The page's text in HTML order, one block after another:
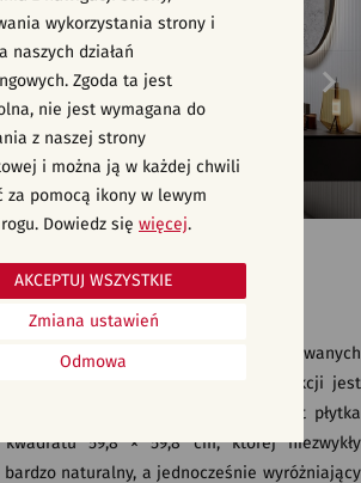
ryflowane, gres ryflowany - TILIAN
rozmaitość doskonale skomponowanych
Punktem wyjścia dla kolekcji jest
o nasyconym wzorze. Bazą jest płytka
59,8 × 59,8 cm, której niezwykły
naturalny, a jednocześnie wyróżniający
wykorzystania strony i
naszych działań
Zgoda ta jest
nie jest wymagana do
z naszej strony
i można ją w każdej chwili
za pomocą ikony w lewym
Dowiedz się więcej.
Odmowa
Zmiana ustawień
AKCEPTUJ WSZYSTKIE